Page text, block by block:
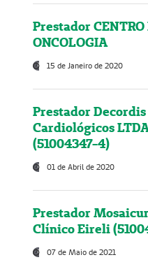
Prestador CENTRO
ONCOLOGIA
15 de Janeiro de 2020
Prestador
Cardiológicos
(51004347-4)
01 de Abril de 2020
Prestador
Clínico Eireli
07 de Maio de 2021